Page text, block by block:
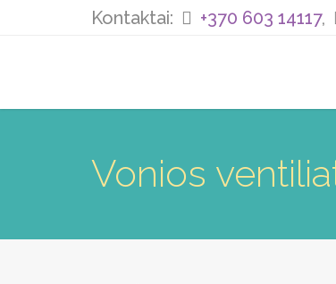
Kontaktai: +370 603 14117,
Vonios